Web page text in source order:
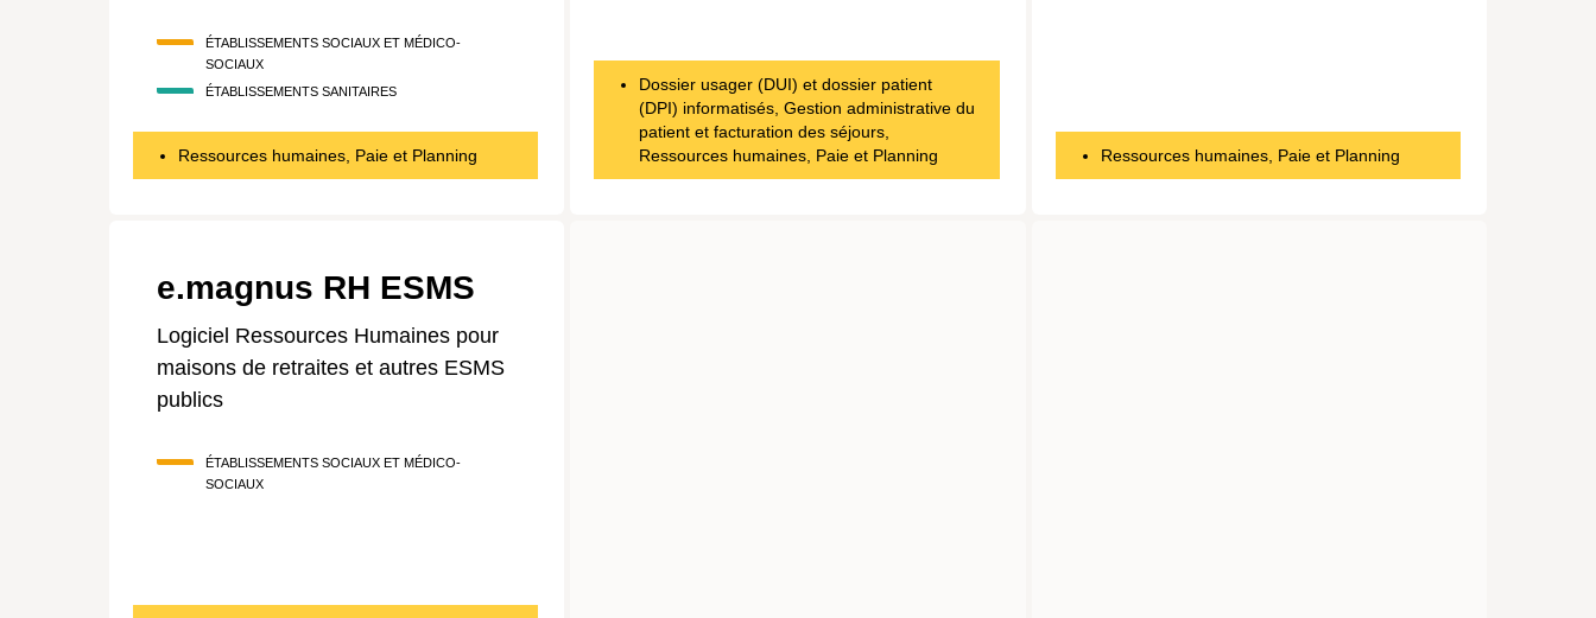
ÉTABLISSEMENTS SOCIAUX ET MÉDICO-
SOCIAUX
ÉTABLISSEMENTS SANITAIRES
Ressources humaines, Paie et Planning
Dossier usager (DUI) et dossier patient
(DPI) informatisés, Gestion administrative du
patient et facturation des séjours,
Ressources humaines, Paie et Planning
Ressources humaines, Paie et Planning
e.magnus RH ESMS
Logiciel Ressources Humaines pour
maisons de retraites et autres ESMS
publics
ÉTABLISSEMENTS SOCIAUX ET MÉDICO-
SOCIAUX